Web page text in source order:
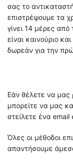
σας το
επιστρέψουμε τα
γίνει 14 μέρες
είναι καινούριο
δωρεάν για την
Εάν θέλετε να μας
μπορείτε να μας
στείλετε ένα email
Όλες οι μέθοδοι
απαντήσουμε